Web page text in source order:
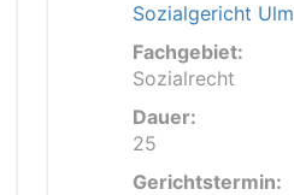
Sozialgericht Ulm
Fachgebiet:
Sozialrecht
Dauer:
25
Gerichtstermin: